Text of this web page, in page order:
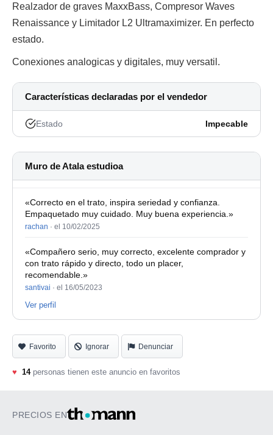
Realzador de graves MaxxBass, Compresor Waves
Renaissance y Limitador L2 Ultramaximizer. En perfecto
estado.
Conexiones analogicas y digitales, muy versatil.
Características declaradas por el vendedor
Estado Impecable
Muro de Atala estudioa
«Correcto en el trato, inspira seriedad y confianza.
Empaquetado muy cuidado. Muy buena experiencia.»
rachan · el 10/02/2025
«Compañero serio, muy correcto, excelente comprador y
con trato rápido y directo, todo un placer,
recomendable.»
santivai · el 16/05/2023
Ver perfil
Favorito Ignorar Denunciar
♥ 14personas tienen este anuncio en favoritos
PRECIOS EN